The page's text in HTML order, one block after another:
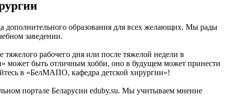
дополнительного образования для всех желающих. Мы рады
заведении.
рабочего дня или после тяжелой недели в
может быть отличным хобби, оно в будущем может принести
в «БелМАПО, кафедра детской хирургии»!
портале Беларусии eduby.su. Мы учитываем мнение